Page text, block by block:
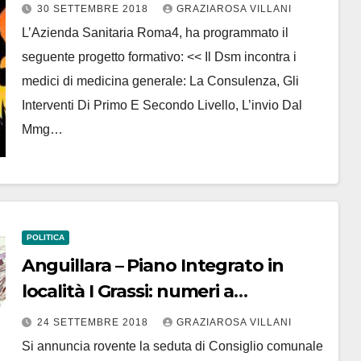
generale
30 SETTEMBRE 2018 GRAZIAROSA VILLANI
L’Azienda Sanitaria Roma4, ha programmato il
seguente progetto formativo: << Il Dsm incontra i
medici di medicina generale: La Consulenza, Gli
Interventi Di Primo E Secondo Livello, L’invio Dal
Mmg…
POLITICA
Anguillara – Piano Integrato in
località I Grassi: numeri a
confronto. Il Pd locale schierato
per il no
24 SETTEMBRE 2018 GRAZIAROSA VILLANI
Si annuncia rovente la seduta di Consiglio comunale